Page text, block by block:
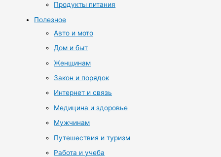
Продукты питания
Полезное
Авто и мото
Дом и быт
Женщинам
Закон и порядок
Интернет и связь
Медицина и здоровье
Мужчинам
Путешествия и туризм
Работа и учеба